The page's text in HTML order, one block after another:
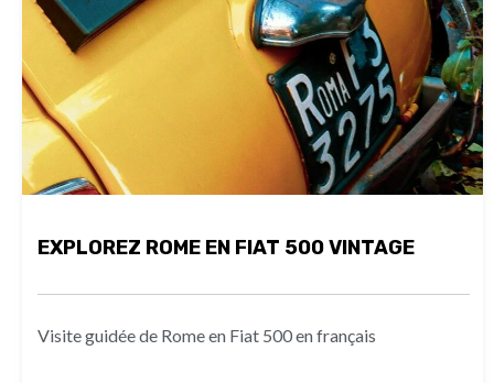
EXPLOREZ ROME EN FIAT 500 VINTAGE
Visite guidée de Rome en Fiat 500 en français